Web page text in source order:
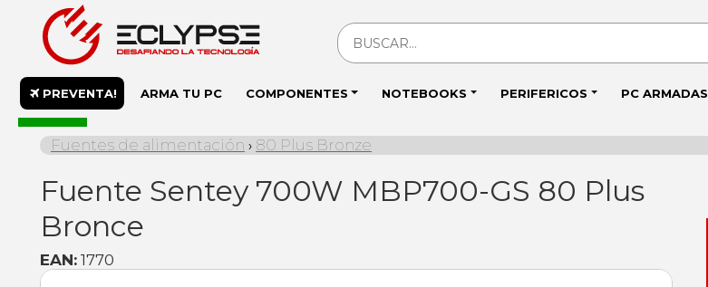
PREVENTA! ARMA TU PC COMPONENTES NOTEBOOKS PERIFERICOS PC ARMADAS
Fuentes de alimentación › 80 Plus Bronze
Fuente Sentey 700W MBP700-GS 80 Plus
Bronce
EAN: 1770
En stock